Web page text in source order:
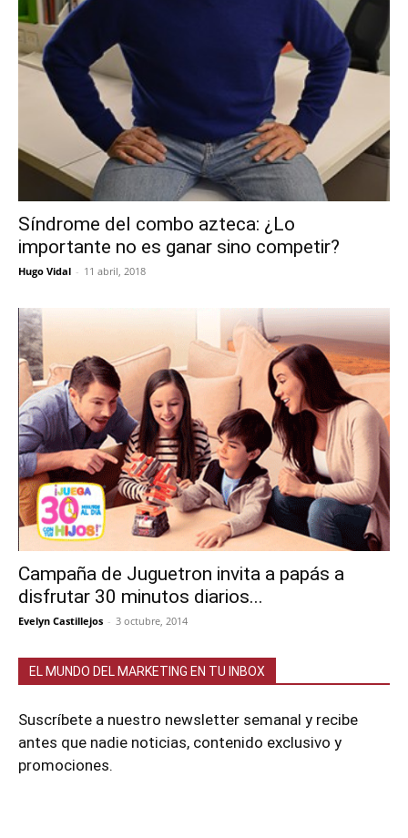
Síndrome del combo azteca: ¿Lo
importante no es ganar sino competir?
Hugo Vidal - 11 abril, 2018
Campaña de Juguetron invita a papás a
disfrutar 30 minutos diarios...
Evelyn Castillejos - 3 octubre, 2014
EL MUNDO DEL MARKETING EN TU INBOX
Suscríbete a nuestro newsletter semanal y recibe
antes que nadie noticias, contenido exclusivo y
promociones.